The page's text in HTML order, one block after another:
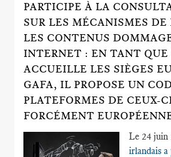
PARTICIPE À LA
SUR LES MÉCANISMES
LES CONTENUS
INTERNET : EN TANT
ACCUEILLE LES SIÈGES
GAFA, IL PROPOSE UN
PLATEFORMES DE CEUX-
FORCÉMENT
Le 24 juin
irlandais